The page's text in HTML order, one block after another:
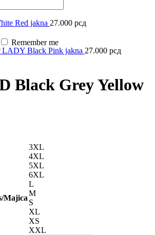
Remember me
Red jakna 27.000 рсд
Black Pink jakna 27.000 рсд
Black Grey Yellow
Majica
3XL
4XL
5XL
6XL
L
M
S
XL
XS
XXL